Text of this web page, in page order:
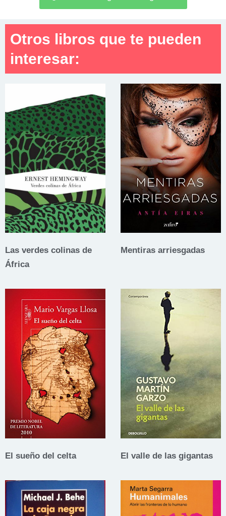
Otros libros que te pueden
interesar:
Las verdes colinas de
África
Mentiras arriesgadas
El sueño del celta El valle de las gigantas